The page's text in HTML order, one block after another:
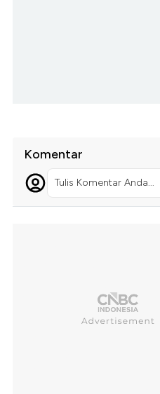
Komentar
Tulis Komentar Anda...